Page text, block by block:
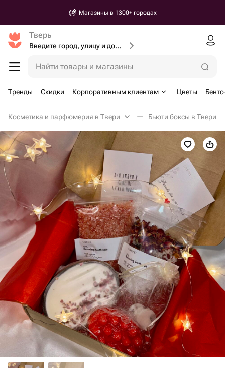
Магазины в 1300+ городах
Тверь
Введите город, улицу и дом доставки
Найти товары и магазины
Тренды Скидки Корпоративным клиентам Цветы
Косметика и парфюмерия в Твери Бьюти боксы в Твери